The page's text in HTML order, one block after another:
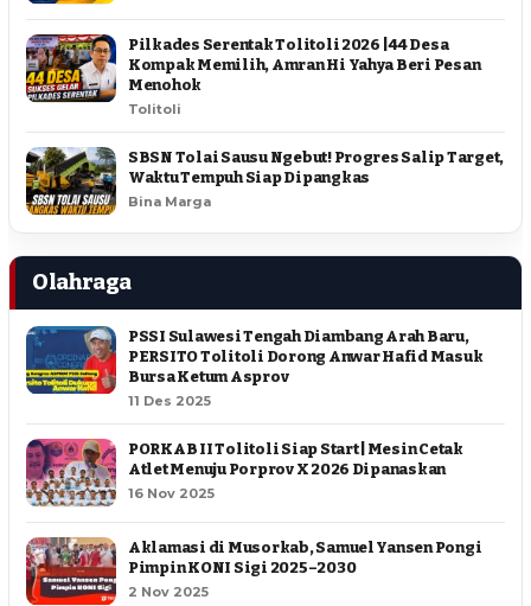
Pilkades Serentak Tolitoli 2026 | 44 Desa
Kompak Memilih, Amran Hi Yahya Beri Pesan
Menohok
Tolitoli
SBSN Tolai Sausu Ngebut! Progres Salip Target,
Waktu Tempuh Siap Dipangkas
Bina Marga
Olahraga
PSSI Sulawesi Tengah Diambang Arah Baru,
PERSITO Tolitoli Dorong Anwar Hafid Masuk
Bursa Ketum Asprov
11 Des 2025
PORKAB II Tolitoli Siap Start | Mesin Cetak
Atlet Menuju Porprov X 2026 Dipanaskan
16 Nov 2025
Aklamasi di Musorkab, Samuel Yansen Pongi
Pimpin KONI Sigi 2025–2030
2 Nov 2025